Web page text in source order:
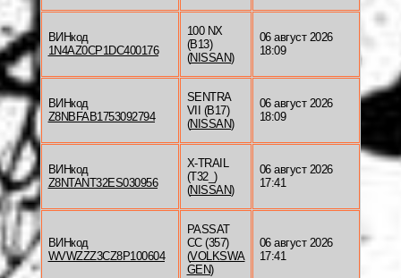
ВИНкод
1N4AZ0CP1DC400176
100 NX
(B13)
(NISSAN)
06 август 2026
18:09
ВИНкод
Z8NBFAB1753092794
SENTRA
VII (B17)
(NISSAN)
06 август 2026
18:09
ВИНкод
Z8NTANT32ES030956
X-TRAIL
(T32_)
(NISSAN)
06 август 2026
17:41
ВИНкод
WVWZZZ3CZ8P100604
PASSAT
CC (357)
(VOLKSWA
GEN)
06 август 2026
17:41